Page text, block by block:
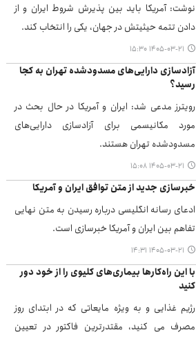
نوشت: آمریکا باید بین پذیرش شروط ایران و از
دادن تتمه حیثیتش در جهان، یکی را انتخاب کند.
۱۴۰۵-۰۳-۲۱ ۱۵:۳۰
آزادسازی دارایی‌های مسدودشده تهران به کجا
رسید؟
رویترز مدعی شد: ایران و آمریکا در حال بحث در
مورد مکانیسمی برای آزادسازی دارایی‌های
مسدودشده تهران هستند.
۱۴۰۵-۰۳-۲۱ ۱۵:۰۸
خبرسازی جدید از متن توافق ایران و آمریکا
ادعای رسانه‌ انگلیسی درباره رسیدن به متن نهایی
تفاهم بین ایران و آمریکا خبرسازی است.
۱۴۰۵-۰۳-۲۱ ۱۴:۳۱
با این راه‌کارها بیماری‌های کلیوی را از خود دور
کنید
رژیم غذایی و به ویژه مایعاتی که در ابتدای روز
مصرف می کنید، مقتدرترین فاکتور در تعیین